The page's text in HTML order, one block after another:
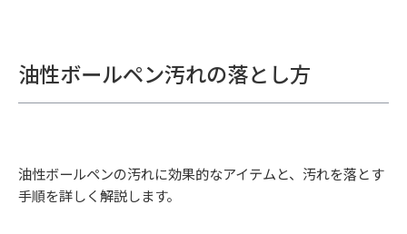
油性ボールペン汚れの落とし方
油性ボールペンの汚れに効果的なアイテムと、汚れを落とす
手順を詳しく解説します。